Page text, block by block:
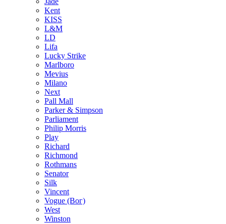
Kent
KISS
L&M
LD
Lifa
Lucky Strike
Marlboro
Mevius
Milano
Next
Pall Mall
Parker & Simpson
Parliament
Philip Morris
Play
Richard
Richmond
Rothmans
Senator
Silk
Vincent
Vogue (Вог)
West
Winston